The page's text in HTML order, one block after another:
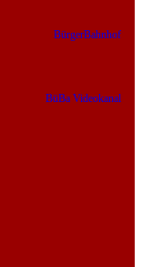
BürgerBahnhof
BüBa Videokanal